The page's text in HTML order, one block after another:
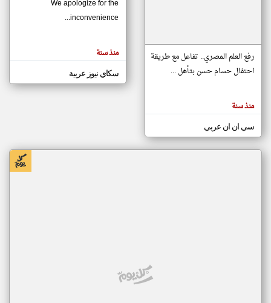
مصادر الأخبار من موريتانيا
اخبار موريتانيا على مدار الساعة
أهم اخبار موريتانيا العاجلة والمباشرة
المقالات
الموجوده
هنا عن
رفع العلم المصري.. تفاعل مع طريقة
احتفال حسام حسن بتأهل ...
منذ سنة
سي ان ان عربي
We apologize for the
inconvenience...
منذ سنة
سكاي نيوز عربية
klyoum.com